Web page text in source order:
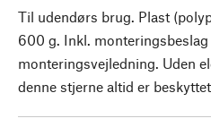
Til udendørs brug. Plast
600 g. Inkl.
monteringsvejledning. Uden
denne stjerne altid er